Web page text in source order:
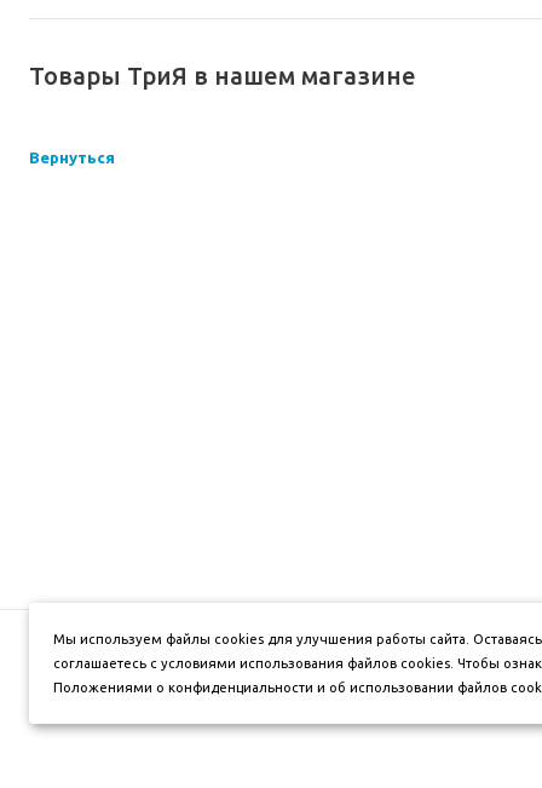
Товары ТриЯ в нашем магазине
Вернуться
Мы используем файлы cookies для улучшения работы сайта.
соглашаетесь с условиями использования файлов cookies. Чтобы
Положениями о конфиденциальности и об использовании файлов